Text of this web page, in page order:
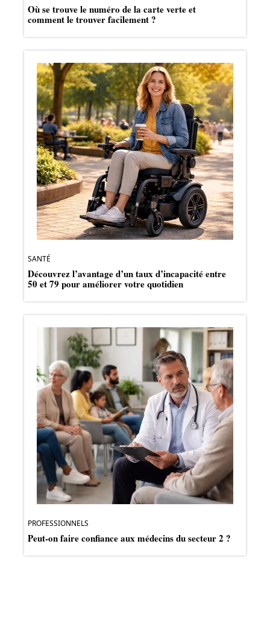
Où se trouve le numéro de la carte verte et
comment le trouver facilement ?
SANTÉ
Découvrez l’avantage d’un taux d’incapacité entre
50 et 79 pour améliorer votre quotidien
PROFESSIONNELS
Peut-on faire confiance aux médecins du secteur 2 ?